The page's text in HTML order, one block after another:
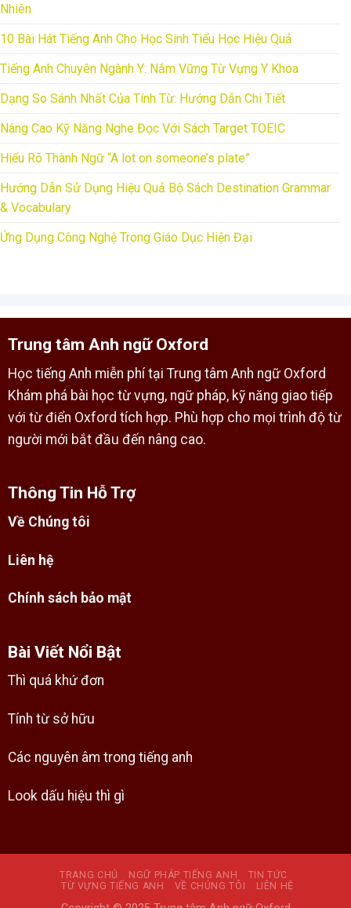
Nhiên
10 Bài Hát Tiếng Anh Cho Học Sinh Tiểu Học Hiệu Quả
Tiếng Anh Chuyên Ngành Y: Nắm Vững Từ Vựng Y Khoa
Dạng So Sánh Nhất Của Tính Từ: Hướng Dẫn Chi Tiết
Nâng Cao Kỹ Năng Nghe Đọc Với Sách Target TOEIC
Hiểu Rõ Thành Ngữ “A lot on someone’s plate”
Hướng Dẫn Sử Dụng Hiệu Quả Bộ Sách Destination Grammar
& Vocabulary
Ứng Dụng Công Nghệ Trong Giáo Dục Hiện Đại
Trung tâm Anh ngữ Oxford
Học tiếng Anh miễn phí tại Trung tâm Anh ngữ Oxford
Khám phá bài học từ vựng, ngữ pháp, kỹ năng giao tiếp
với từ điển Oxford tích hợp. Phù hợp cho mọi trình độ từ
người mới bắt đầu đến nâng cao.
Thông Tin Hỗ Trợ
Về Chúng tôi
Liên hệ
Chính sách bảo mật
Bài Viết Nổi Bật
Thì quá khứ đơn
Tính từ sở hữu
Các nguyên âm trong tiếng anh
Look dấu hiệu thì gì
TRANG CHỦ NGỮ PHÁP TIẾNG ANH
TIN TỨC
TỪ VỰNG TIẾNG ANH
VỀ CHÚNG TÔI LIÊN HỆ